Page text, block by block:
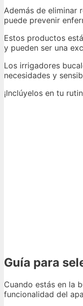
Además de eliminar
puede prevenir
Estos productos
y pueden ser una
Los irrigadores
necesidades y
¡Inclúyelos en tu
Guía para
Cuando estás en la
funcionalidad del